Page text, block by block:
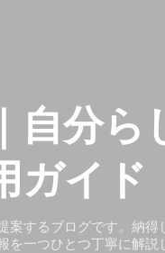
自分ら
ガイド
するブログです。納得
一つひとつ丁寧に解説